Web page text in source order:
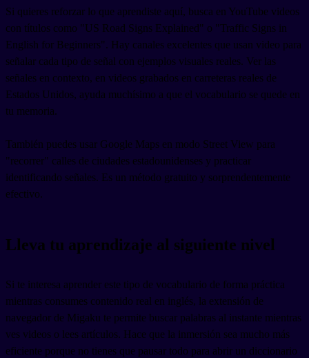
Si quieres reforzar lo que aprendiste aquí, busca en YouTube videos
con títulos como "US Road Signs Explained" o "Traffic Signs in
English for Beginners". Hay canales excelentes que usan video para
señalar cada tipo de señal con ejemplos visuales reales. Ver las
señales en contexto, en videos grabados en carreteras reales de
Estados Unidos, ayuda muchísimo a que el vocabulario se quede en
tu memoria.
También puedes usar Google Maps en modo Street View para
"recorrer" calles de ciudades estadounidenses y practicar
identificando señales. Es un método gratuito y sorprendentemente
efectivo.
Lleva tu aprendizaje al siguiente nivel
Si te interesa aprender este tipo de vocabulario de forma práctica
mientras consumes contenido real en inglés, la extensión de
navegador de Migaku te permite buscar palabras al instante mientras
ves videos o lees artículos. Hace que la inmersión sea mucho más
eficiente porque no tienes que pausar todo para abrir un diccionario